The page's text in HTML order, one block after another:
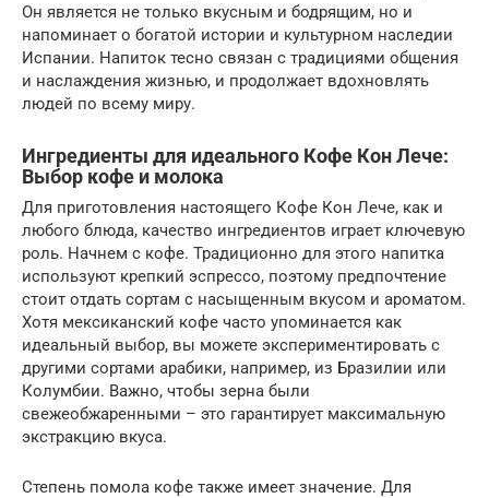
Он является не только вкусным и бодрящим, но и
напоминает о богатой истории и культурном наследии
Испании. Напиток тесно связан с традициями общения
и наслаждения жизнью, и продолжает вдохновлять
людей по всему миру.
Ингредиенты для идеального Кофе Кон Лече:
Выбор кофе и молока
Для приготовления настоящего Кофе Кон Лече, как и
любого блюда, качество ингредиентов играет ключевую
роль. Начнем с кофе. Традиционно для этого напитка
используют крепкий эспрессо, поэтому предпочтение
стоит отдать сортам с насыщенным вкусом и ароматом.
Хотя мексиканский кофе часто упоминается как
идеальный выбор, вы можете экспериментировать с
другими сортами арабики, например, из Бразилии или
Колумбии. Важно, чтобы зерна были
свежеобжаренными – это гарантирует максимальную
экстракцию вкуса.
Степень помола кофе также имеет значение. Для